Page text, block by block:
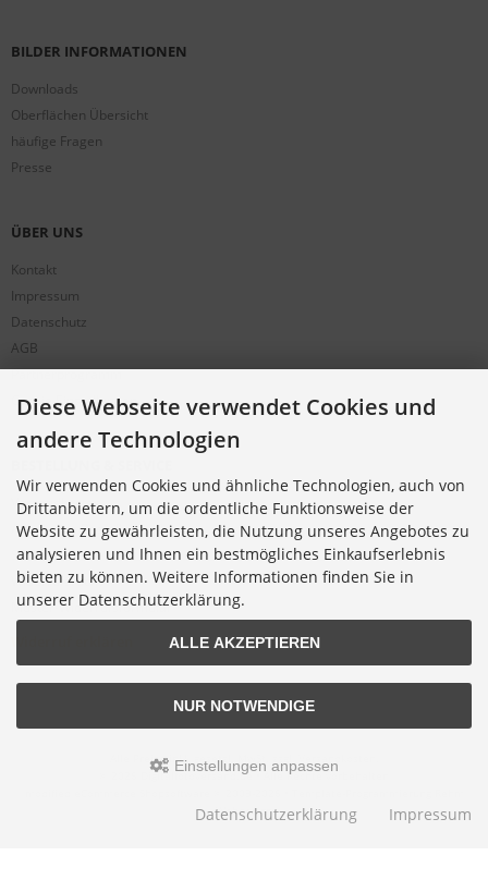
BILDER INFORMATIONEN
Downloads
Oberflächen Übersicht
häufige Fragen
Presse
ÜBER UNS
Kontakt
Impressum
Datenschutz
AGB
Partnerprogramm
Cookie Einstellungen
Versandkosten
Alternative Bestellwege
Sicher Einkaufen
Widerrufsrecht
Muster-Widerrufsformular
Alle Preise inkl. gesetzl. MwSt. zzgl.
© 2026 Digitalfotoversand.de • Alle Rechte vorbehalten
Webdesign
Diese Webseite verwendet Cookies und
andere Technologien
Wir verwenden Cookies und ähnliche Technologien, auch von
Drittanbietern, um die ordentliche Funktionsweise der
Website zu gewährleisten, die Nutzung unseres Angebotes zu
analysieren und Ihnen ein bestmögliches Einkaufserlebnis
bieten zu können. Weitere Informationen finden Sie in
unserer Datenschutzerklärung.
ALLE AKZEPTIEREN
NUR NOTWENDIGE
Einstellungen anpassen
Datenschutzerklärung Impressum